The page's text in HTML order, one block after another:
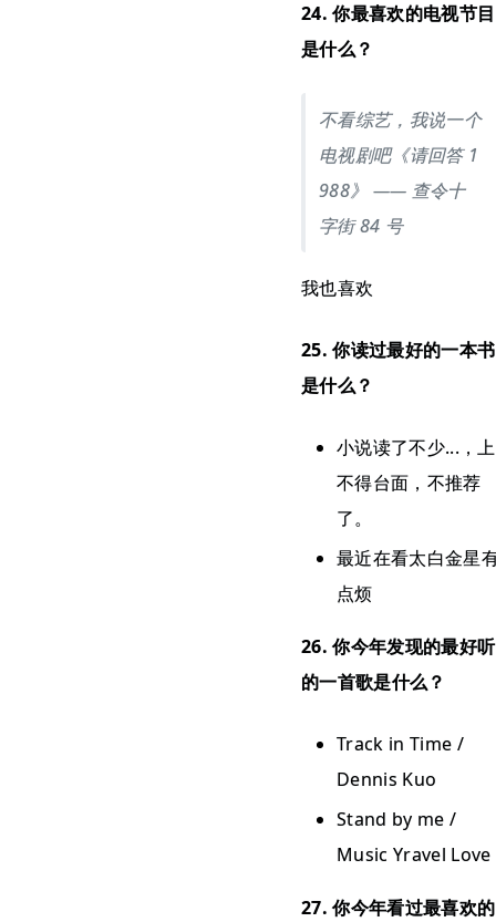
24. 你最喜欢的电视节目
是什么？
不看综艺，我说一个
电视剧吧《请回答 1
988》 —— 查令十
字街 84 号
我也喜欢
25. 你读过最好的一本书
是什么？
小说读了不少...，上
不得台面，不推荐
了。
最近在看太白金星
点烦
26. 你今年发现的最好听
的一首歌是什么？
Track in Time /
Dennis Kuo
Stand by me /
Music Yravel Love
27. 你今年看过最喜欢的